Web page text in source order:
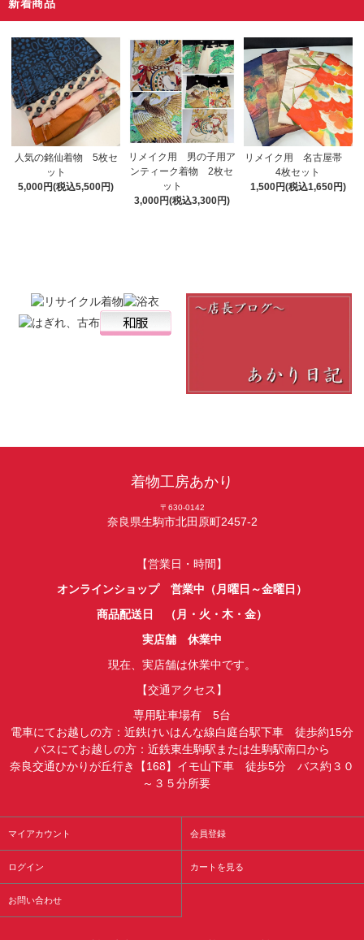
新着商品
人気の銘仙着物 5枚セ
ット
5,000円(税込5,500円)
リメイク用 男の子用ア
ンティーク着物 2枚セ
ット
3,000円(税込3,300円)
リメイク用 名古屋帯
4枚セット
1,500円(税込1,650円)
着物工房あかり
〒630-0142
奈良県生駒市北田原町2457-2
【営業日・時間】
オンラインショップ 営業中（月曜日～金曜日）
商品配送日 （月・火・木・金）
実店舗 休業中
現在、実店舗は休業中です。
【交通アクセス】
専用駐車場有 5台
電車にてお越しの方：近鉄けいはんな線白庭台駅下車 徒歩約15分
バスにてお越しの方：近鉄東生駒駅または生駒駅南口から
奈良交通ひかりが丘行き【168】イモ山下車 徒歩5分 バス約３０
～３５分所要
マイアカウント 会員登録
ログイン カートを見る
お問い合わせ